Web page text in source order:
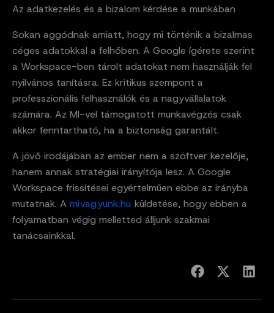
Az adatkezelés és a bizalom kérdése a munkában
Sokan aggódnak amiatt, hogy mi történik a bizalmas
céges adatokkal a felhőben. A Google ígérete szerint
a Workspace-ben tárolt adatokat nem használják fel
nyilvános tanításra. Ez kritikus szempont a
professzionális felhasználók és a nagyvállalatok
számára. Az MI-vel támogatott munkavégzés csak
akkor fenntartható, ha a biztonság garantált.
A jövő irodájában az ember nem a szoftver kezelője,
hanem annak stratégiai irányítója lesz. A Google
Workspace frissítései egyértelműen ebbe az irányba
mutatnak. A mivagyunk.hu küldetése, hogy ebben a
folyamatban végig melletted álljunk szakmai
tanácsainkkal.